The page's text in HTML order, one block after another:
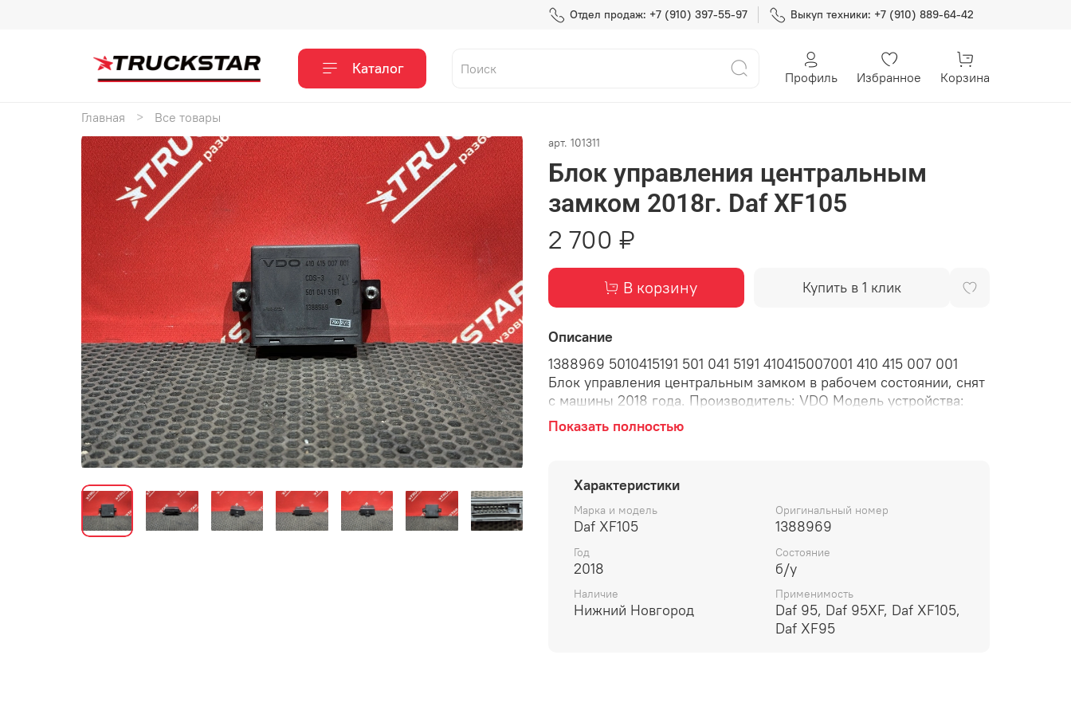
Отдел продаж: +7 (910) 397-55-97 Выкуп техники: +7 (910) 889-64-42
Каталог Профиль Избранное Корзина
Главная Все товары
арт. 101311
Блок управления центральным
замком 2018г. Daf XF105
2 700 ₽
В корзину Купить в 1 клик
Описание
1388969 5010415191 501 041 5191 410415007001 410 415 007 001
Блок управления центральным замком в рабочем состоянии, снят
с машины 2018 года. Производитель: VDO Модель устройства:
CDS-3 (Common Rail Diesel Sensor или блок управления/датчик
3-го поколения). Напряжение питания: 24V Номер детали VDO:
замка, блок управления замком.
Показать полностью
Характеристики
Марка и модель
Daf XF105
Оригинальный номер
1388969
Год
2018
Состояние
б/у
Наличие
Нижний Новгород
Применимость
Daf 95, Daf 95XF, Daf XF105,
Daf XF95